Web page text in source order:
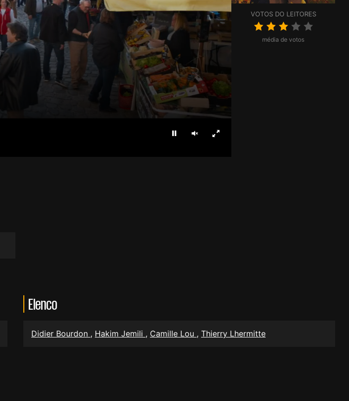
PararLigar somEcrã inteiro
VOTOS DO LEITORES
média de votos
Elenco
Didier Bourdon , Hakim Jemili , Camille Lou , Thierry Lhermitte